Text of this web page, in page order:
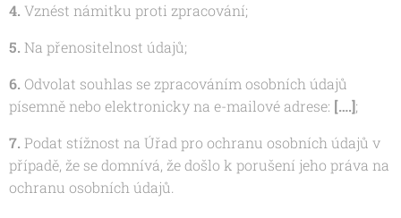
4. Vznést námitku proti zpracování;
5. Na přenositelnost údajů;
6. Odvolat souhlas se zpracováním osobních údajů
písemně nebo elektronicky na e-mailové adrese: [….];
7. Podat stížnost na Úřad pro ochranu osobních údajů v
případě, že se domnívá, že došlo k porušení jeho práva na
ochranu osobních údajů.